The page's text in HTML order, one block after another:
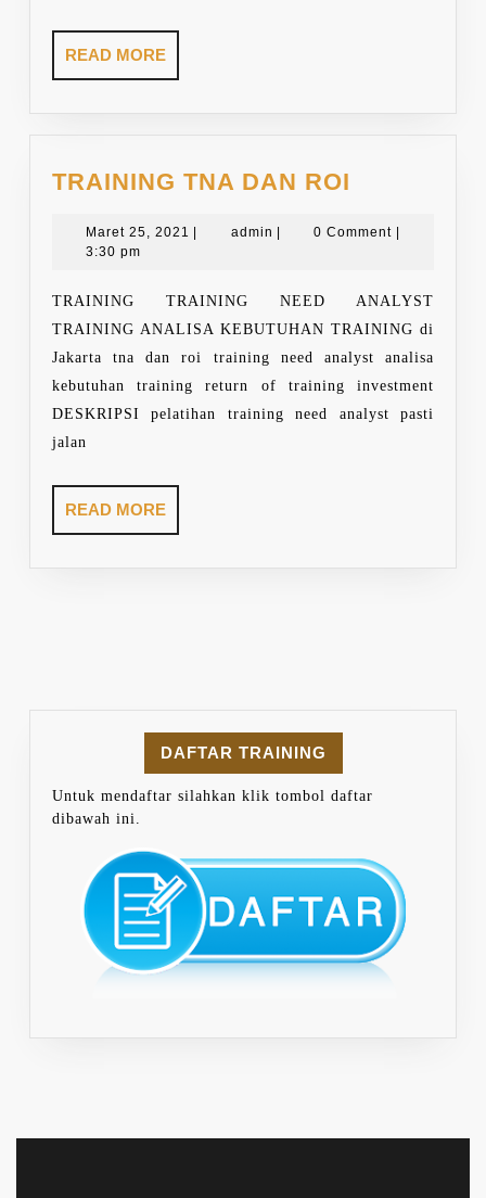
READ MOREREAD
MORE
TRAINING TNA DAN ROI
DAN
Maret 25, 2021 Maret
admin admin0 Comment
3:30 pm
TRAINING TRAINING NEED ANALYST
TRAINING ANALISA KEBUTUHAN TRAINING di
Jakarta tna dan roi training need analyst analisa
kebutuhan training return of training investment
DESKRIPSI pelatihan training need analyst pasti
jalan
READ MOREREAD
MORE
DAFTAR TRAINING
Untuk mendaftar silahkan klik tombol daftar
dibawah ini.